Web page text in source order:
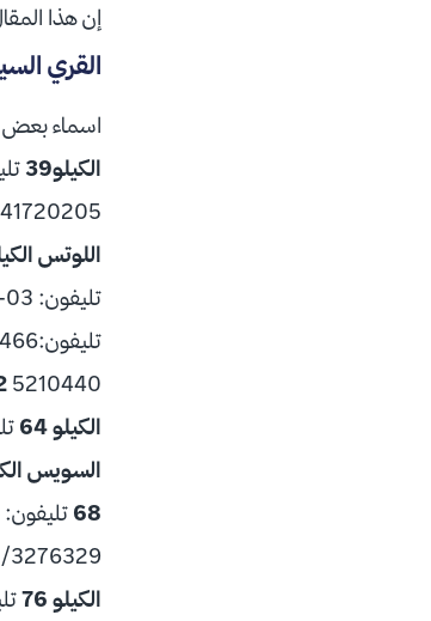
إن هذا
القري
اسماء بعض
الكيلو39
41720205- الدبلوماسيين الكيلو 45 تليفون:03-4151015 / 03-
اللوتس
تليفون: 03-4170052
تليفون:4172466
5210440
12-
الكيلو 64
السويس
68 تليفون: 046-4154722
3276329/ 046-4019002
الكيلو 76